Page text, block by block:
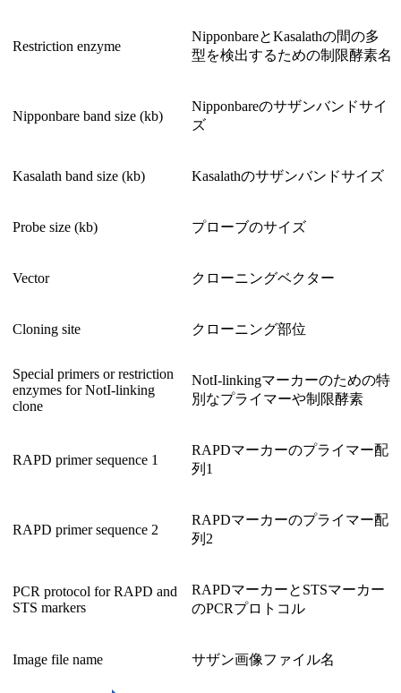
Restriction enzyme
NipponbareとKasalathの間の多
型を検出するための制限酵素名
Nipponbare band size (kb)
Nipponbareのサザンバンドサイ
ズ
Kasalath band size (kb) Kasalathのサザンバンドサイズ
Probe size (kb) プローブのサイズ
Vector クローニングベクター
Cloning site クローニング部位
Special primers or restriction
enzymes for NotI-linking
clone
NotI-linkingマーカーのための特
別なプライマーや制限酵素
RAPD primer sequence 1
RAPDマーカーのプライマー配
列1
RAPD primer sequence 2
RAPDマーカーのプライマー配
列2
PCR protocol for RAPD and
STS markers
RAPDマーカーとSTSマーカー
のPCRプロトコル
Image file name サザン画像ファイル名